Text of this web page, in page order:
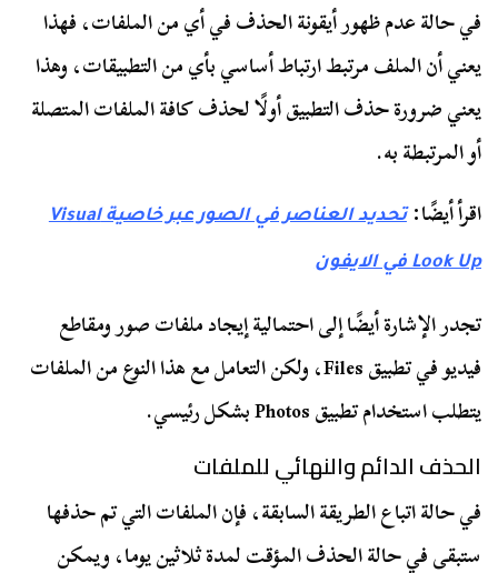
في حالة عدم ظهور أيقونة الحذف في أي من الملفات، فهذا
يعني أن الملف مرتبط ارتباط أساسي بأي من التطبيقات، وهذا
يعني ضرورة حذف التطبيق أولًا لحذف كافة الملفات المتصلة
أو المرتبطة به.
اقرأ أيضًا:
تحديد العناصر في الصور عبر خاصية Visual
Look Up في الايفون
تجدر الإشارة أيضًا إلى احتمالية إيجاد ملفات صور ومقاطع
فيديو في تطبيق Files، ولكن التعامل مع هذا النوع من الملفات
يتطلب استخدام تطبيق Photos بشكل رئيسي.
الحذف الدائم والنهائي للملفات
في حالة اتباع الطريقة السابقة، فإن الملفات التي تم حذفها
ستبقى في حالة الحذف المؤقت لمدة ثلاثين يوما، ويمكن